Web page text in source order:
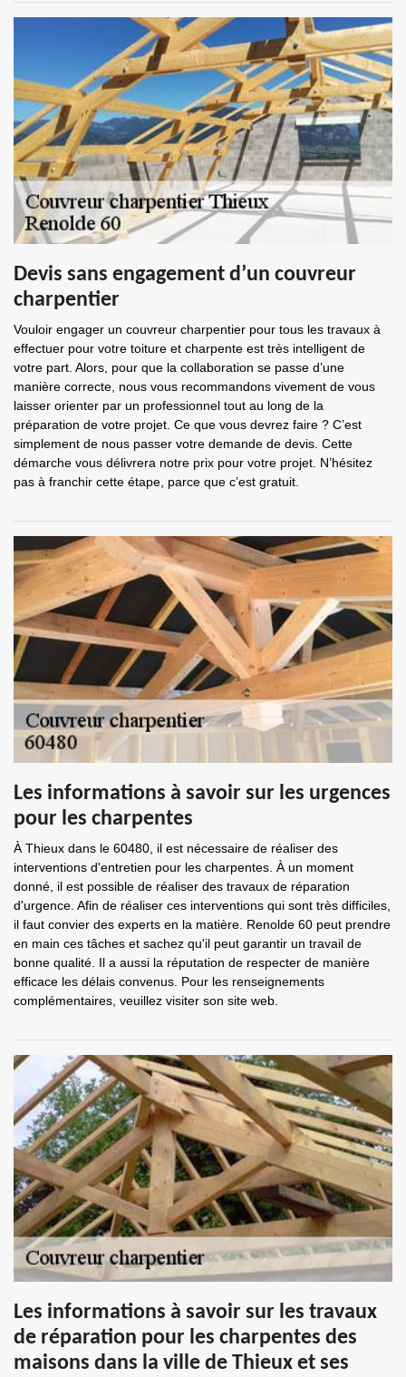
Devis sans engagement d’un couvreur
charpentier
Vouloir engager un couvreur charpentier pour tous les travaux à
effectuer pour votre toiture et charpente est très intelligent de
votre part. Alors, pour que la collaboration se passe d’une
manière correcte, nous vous recommandons vivement de vous
laisser orienter par un professionnel tout au long de la
préparation de votre projet. Ce que vous devrez faire ? C’est
simplement de nous passer votre demande de devis. Cette
démarche vous délivrera notre prix pour votre projet. N’hésitez
pas à franchir cette étape, parce que c’est gratuit.
Les informations à savoir sur les urgences
pour les charpentes
À Thieux dans le 60480, il est nécessaire de réaliser des
interventions d'entretien pour les charpentes. À un moment
donné, il est possible de réaliser des travaux de réparation
d'urgence. Afin de réaliser ces interventions qui sont très difficiles,
il faut convier des experts en la matière. Renolde 60 peut prendre
en main ces tâches et sachez qu'il peut garantir un travail de
bonne qualité. Il a aussi la réputation de respecter de manière
efficace les délais convenus. Pour les renseignements
complémentaires, veuillez visiter son site web.
Les informations à savoir sur les travaux
de réparation pour les charpentes des
maisons dans la ville de Thieux et ses